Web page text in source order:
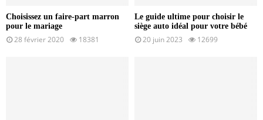
Choisissez un faire-part marron
pour le mariage
28 février 2020 18381
Le guide ultime pour choisir le
siège auto idéal pour votre bébé
20 juin 2023 12699